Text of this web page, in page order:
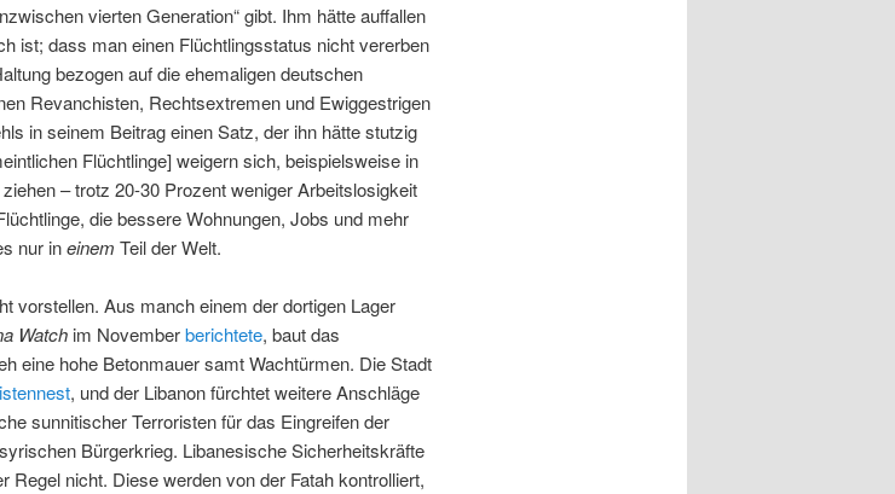
vierten Generation“ gibt. Ihm hätte auffallen
ist; dass man einen Flüchtlingsstatus nicht vererben
bezogen auf die ehemaligen deutschen
Revanchisten, Rechtsextremen und Ewiggestrigen
in seinem Beitrag einen Satz, der ihn hätte stutzig
Flüchtlinge] weigern sich, beispielsweise in
– trotz 20-30 Prozent weniger Arbeitslosigkeit
die bessere Wohnungen, Jobs und mehr
nur ineinem Teil der Welt.
vorstellen. Aus manch einem der dortigen Lager
Watchim Novemberberichtete, baut das
eine hohe Betonmauer samt Wachtürmen. Die Stadt
, und der Libanon fürchtet weitere Anschläge
sunnitischer Terroristen für das Eingreifen der
Bürgerkrieg. Libanesische Sicherheitskräfte
Regel nicht. Diese werden von der Fatah kontrolliert,